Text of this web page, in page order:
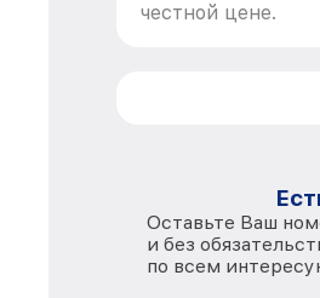
честной цене.
Оставьте Ваш
и без
по всем